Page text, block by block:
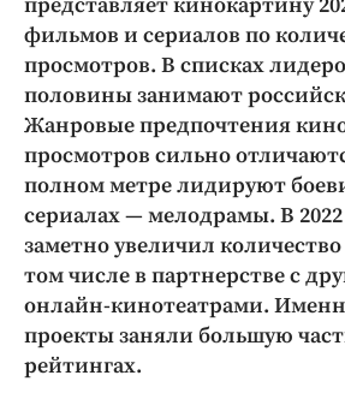
ПРОЕКТЫ
Блоги
Издания
Медиаперсона
Интересное чтиво
Клиника года
Бренд года
Работодатель года
представляет кинокартину
фильмов и сериалов по
просмотров. В списках
половины занимают
Жанровые предпочтения
просмотров сильно
полном метре лидируют
сериалах — мелодрамы. В
заметно увеличил
том числе в партнерстве с
онлайн-кинотеатрами.
проекты заняли большую
рейтингах.